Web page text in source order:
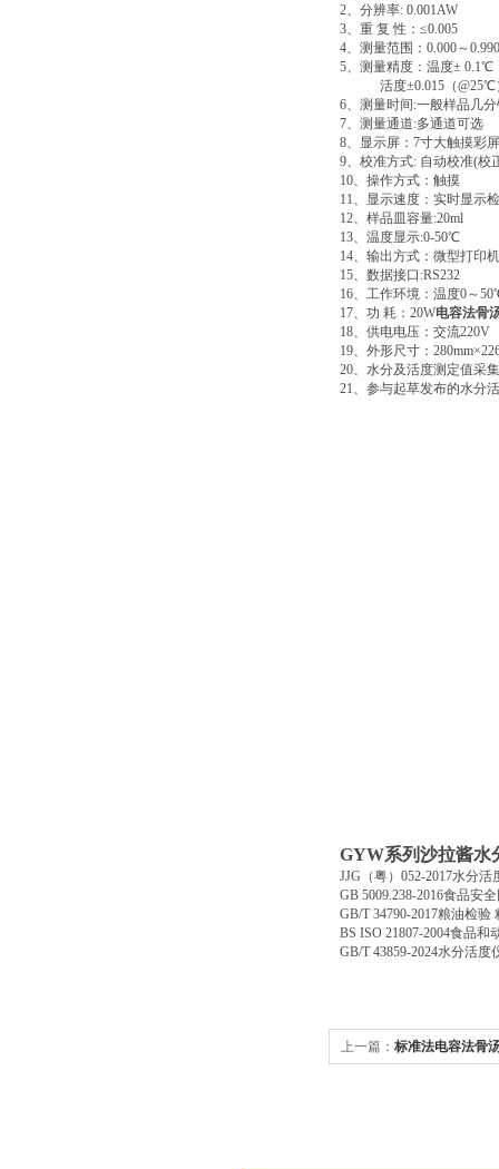
2、分辨率: 0.001AW
3、重 复 性： ≤0.005
4、测量范围： 0.000～
5、测量精度：温度± 0.1℃
活度±0.015 （@25℃
6、测量时间 :一般样品几
7、测量通道:多通道可选
8、显示屏： 7寸大触摸彩屏
9、校准方式: 自动校准(校
10、操作方式：触摸
11、显示速度：实时显示
12、样品皿容量:20ml
13、温度显示:0-50℃
14、输出方式：微型打印机
15、数据接口 :RS232
16、工作环境：温度0～
17、功 耗： 20W电容法骨
18、供电电压：交流220V
19、外形尺寸：
20、水分及活度测定值采
21、参与起草发布的水分
GYW系列沙拉酱水
JJG （粤） 052-2017水分活
GB 5009.238-2016食品安
GB/T 34790-2017粮油检验
BS ISO 21807-2004食品和
GB/T 43859-2024水分活度
上一篇： 标准法电容法骨